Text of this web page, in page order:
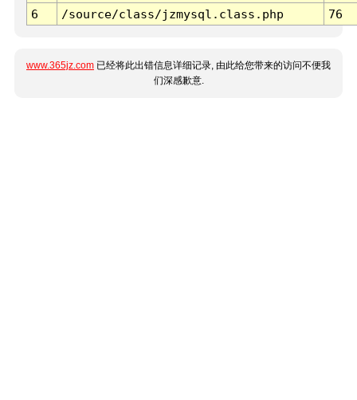
6
/source/class/jzmysql.class.php 76
www.365jz.com 已经将此出错信息详细记录, 由此给您带来的访问不便我
们深感歉意.